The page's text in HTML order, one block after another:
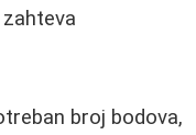
broj bodova,